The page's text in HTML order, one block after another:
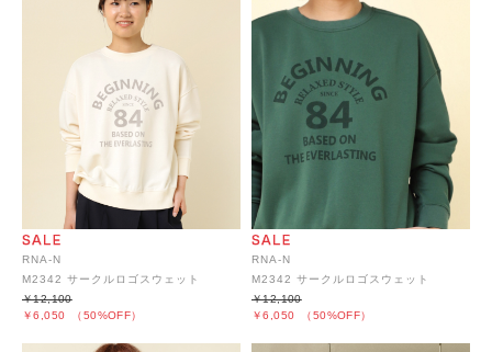
RNA-N
M2342 サークルロゴスウェット
￥6,050 （50%OFF）
￥12,100
RNA-N
M2342 サークルロゴスウェット
￥6,050 （50%OFF）
￥12,100